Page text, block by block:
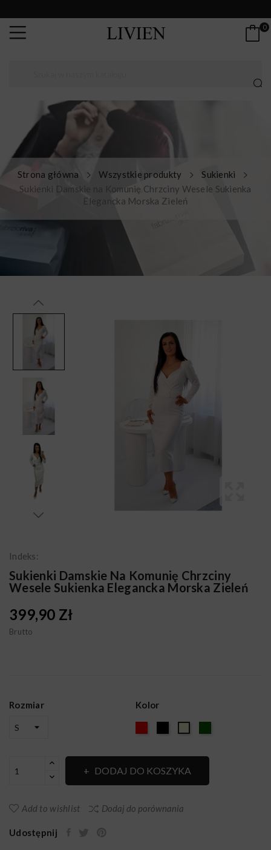
0
Strona główna Wszystkie produkty
Sukienki
Sukienki Damskie na Komunię Chrzciny Wesele Sukienka
Elegancka Morska Zieleń
Indeks:
Sukienki Damskie Na Komunię Chrzciny
Wesele Sukienka Elegancka Morska Zieleń
399,90 Zł
Brutto
Rozmiar Kolor
DODAJ DO KOSZYKA
Add to wishlist Dodaj do porównania
Udostępnij